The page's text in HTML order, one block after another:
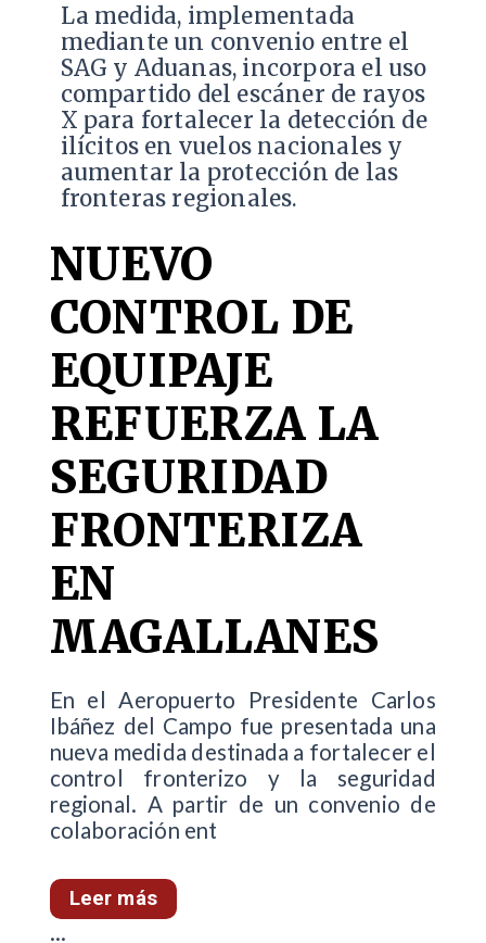
La medida, implementada
mediante un convenio entre el
SAG y Aduanas, incorpora el uso
compartido del escáner de rayos
X para fortalecer la detección de
ilícitos en vuelos nacionales y
aumentar la protección de las
fronteras regionales.
NUEVO
CONTROL DE
EQUIPAJE
REFUERZA LA
SEGURIDAD
FRONTERIZA
EN
MAGALLANES
En el Aeropuerto Presidente Carlos
Ibáñez del Campo fue presentada una
nueva medida destinada a fortalecer el
control fronterizo y la seguridad
regional. A partir de un convenio de
colaboración ent
Leer más
...